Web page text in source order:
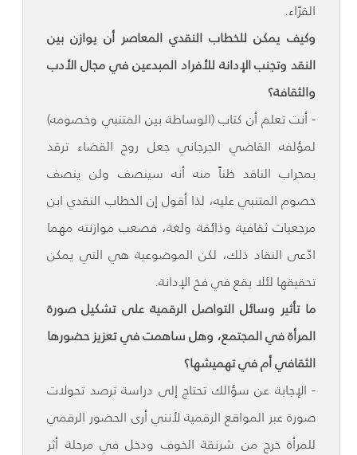
القرّاء.
وكيف يمكن للخطاب النقدي المعاصر أن يوازن بين
النقد وتجنب الإدانة للأفراد المبدعين في مجال الأدب
والثقافة؟
- أنت تعلم أن كتاب (الوساطة بين المتنبي وخصومه)
لمؤلفه القاضي الجرجاني جعل روح القضاء ترقد
بمحراب الناقد ظناً منه أنه سينصف ولن ينصف
خصوم المتنبي عليه، لذا أقول إن الخطاب النقدي ابن
مرجعيات ثقافية وذائقة ولغة، فصعب موازنته مهما
ادّعى النقاد ذلك، لكن الموضوعية هي التي يمكن
تحقيقها لئلا يقع في فخ الإدانة.
ما تأثير وسائل التواصل الرقمية على تشكيل صورة
المرأة في المجتمع، وهل ساهمت في تعزيز حضورها
الثقافي أم في تهميشها؟
- الإجابة عن سؤالك تحتاج إلى دراسة ترصد تحولات
صورة عبر المواقع الرقمية لأنني أرى الحضور الرقمي
للمرأة خرج من شرنقة الخوف ودخل في مرحلة أثر